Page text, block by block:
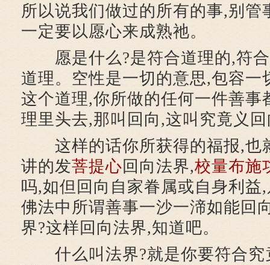
所以说我们做过的所有的事,别管
一定要以愿心来成熟祂。
愿是什么?是符合道理的,符合
道理。空性是一切的意思,包容一
这个道理,你所做的任何一件善事
理里头去,那叫回向,这叫究竟义
这样的话你所获得的福报,也
讲的发菩提心回向法界,校量布施
吗,如但回向自家眷属或自身利益
佛法中所谓善事一沙一渧如能回
界?这样回向法界,知道吧。
什么叫法界?就是你要符合究